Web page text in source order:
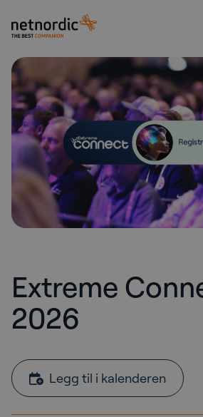
NetNordic Norway
Extreme
2026
Legg til i kalenderen